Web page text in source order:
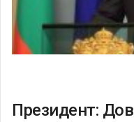
Президент: